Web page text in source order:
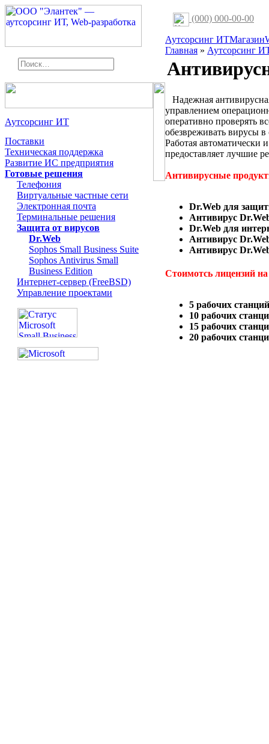
Аутсорсинг ИТ
Поставки
Техническая поддержка
Развитие ИС предприятия
Готовые решения
Телефония
Виртуальные частные сети
Электронная почта
Терминальные решения
Защита от вирусов
Dr.Web
Sophos Small Business Suite
Sophos Antivirus Small
Business Edition
Интернет-сервер (FreeBSD)
Управление проектами
(000) 000-00-00
Аутсорсинг ИТМагазин
Главная » Аутсорсинг
Надежная
управлением
оперативно проверять
обезвреживать вирусы
Работая автоматически
предоставляет лучшие
Антивирусные
Dr.Web для
Антивирус
Dr.Web для
Антивирус
Антивирус
Стоимотсь лицензий
5 рабочих
10 рабочих
15 рабочих
20 рабочих